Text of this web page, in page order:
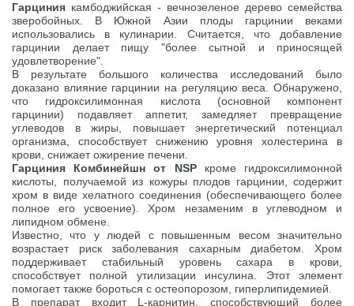
Гарциния камбоджийская - вечнозеленое дерево семейства
зверобойных. В Южной Азии плоды гарцинии веками
использовались в кулинарии. Считается, что добавление
гарцинии делает пищу "более сытной и приносящей
удовлетворение".
В результате большого количества исследований было
доказано влияние гарцинии на регуляцию веса. Обнаружено,
что гидроксилимонная кислота (основной компонент
гарцинии) подавляет аппетит, замедляет превращение
углеводов в жиры, повышает энергетический потенциал
организма, способствует снижению уровня холестерина в
крови, снижает ожирение печени.
Гарциния Комбинейшн от NSPкроме гидроксилимонной
кислоты, получаемой из кожуры плодов гарцинии, содержит
хром в виде хелатного соединения (обеспечивающего более
полное его усвоение). Хром незаменим в углеводном и
липидном обмене.
Известно, что у людей с повышенным весом значительно
возрастает риск заболевания сахарным диабетом. Хром
поддерживает стабильный уровень сахара в крови,
способствует полной утилизации инсулина. Этот элемент
помогает также бороться с остеопорозом, гиперлипидемией.
В препарат входит L-карнитин, способствующий более